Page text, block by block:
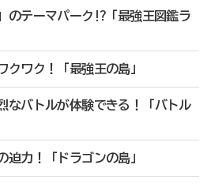
のテーマパーク!?「最強王図鑑ラ
クワク！「最強王の島」
なバトルが体験できる！「バトル
迫力！「ドラゴンの島」